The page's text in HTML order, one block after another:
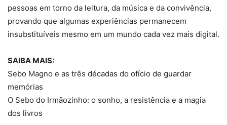
pessoas em torno da leitura, da música e da convivência,
provando que algumas experiências permanecem
insubstituíveis mesmo em um mundo cada vez mais digital.
SAIBA MAIS:
Sebo Magno e as três décadas do ofício de guardar
memórias
O Sebo do Irmãozinho: o sonho, a resistência e a magia
dos livros